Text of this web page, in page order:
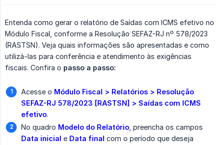
Entenda como gerar o relatório de Saídas com ICMS efetivo no
Módulo Fiscal, conforme a Resolução SEFAZ-RJ nº 578/2023
(RASTSN). Veja quais informações são apresentadas e como
utilizá-las para conferência e atendimento às exigências
fiscais. Confira o passo a passo:
Acesse o Módulo Fiscal > Relatórios > Resolução
SEFAZ-RJ 578/2023 [RASTSN] > Saídas com ICMS
efetivo.
No quadro Modelo do Relatório , preencha os campos
Data inicial e Data final com o período que deseja